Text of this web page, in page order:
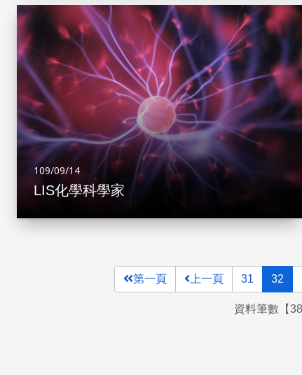
109/09/14
LIS化學科學家
第一頁 上一頁 31 32
資料筆數【